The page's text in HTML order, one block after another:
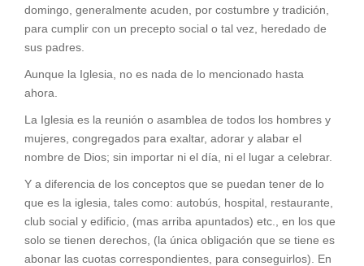
domingo, generalmente acuden, por costumbre y tradición,
para cumplir con un precepto social o tal vez, heredado de
sus padres.
Aunque la Iglesia, no es nada de lo mencionado hasta
ahora.
La Iglesia es la reunión o asamblea de todos los hombres y
mujeres, congregados para exaltar, adorar y alabar el
nombre de Dios; sin importar ni el día, ni el lugar a celebrar.
Y a diferencia de los conceptos que se puedan tener de lo
que es la iglesia, tales como: autobús, hospital, restaurante,
club social y edificio, (mas arriba apuntados) etc., en los que
solo se tienen derechos, (la única obligación que se tiene es
abonar las cuotas correspondientes, para conseguirlos). En